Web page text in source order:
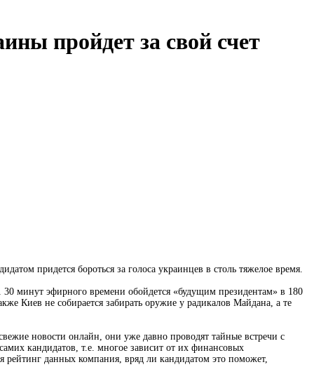
пройдет за свой счет
придется бороться за голоса украинцев в столь тяжелое время.
30 минут эфирного времени обойдется «будущим президентам» в 180
Киев не собирается забирать оружие у радикалов Майдана, а те
новости онлайн, они уже давно проводят тайные встречи с
кандидатов, т.е. многое зависит от их финансовых
данных компания, вряд ли кандидатом это поможет,